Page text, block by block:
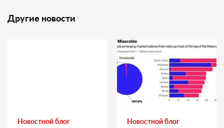
Другие новости
Новостной блог Новостной блог